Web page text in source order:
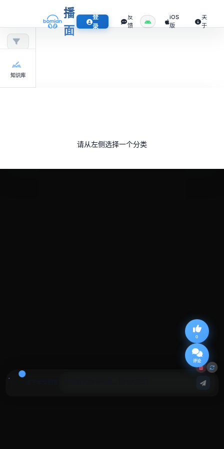
播
面
登
录
反
馈
iOS
版
关
于
0
评论
知识库
请从左侧选择一个分类